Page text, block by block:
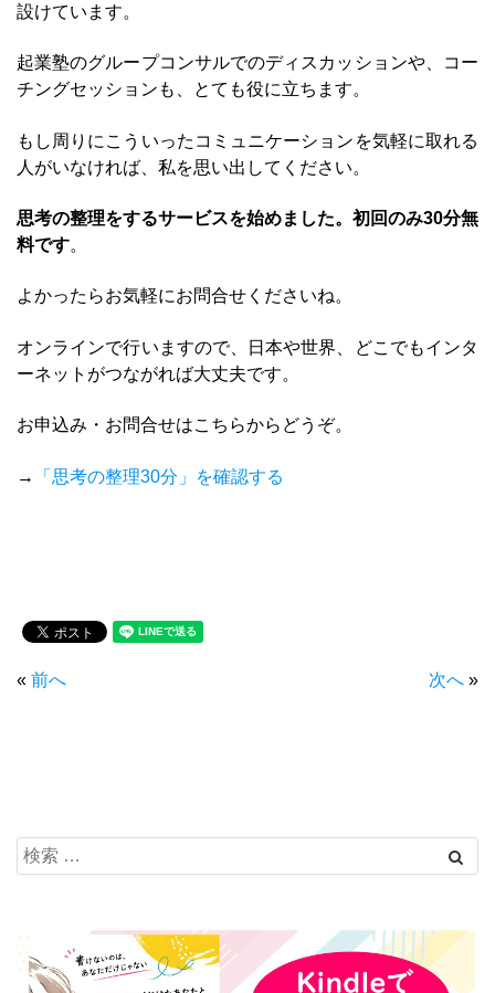
設けています。
起業塾のグループコンサルでのディスカッションや、コー
チングセッションも、とても役に立ちます。
もし周りにこういったコミュニケーションを気軽に取れる
人がいなければ、私を思い出してください。
思考の整理をするサービスを始めました。初回のみ30分無
料です。
よかったらお気軽にお問合せくださいね。
オンラインで行いますので、日本や世界、どこでもインタ
ーネットがつながれば大丈夫です。
お申込み・お問合せはこちらからどうぞ。
→ 「思考の整理30分」を確認する
« 前へ 次へ »